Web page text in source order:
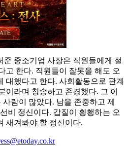
준 중소기업 사장은 직원들에게 절
고 한다. 직원들이 잘못을 해도 오
대했다고 한다. 사회활동으로 관계
이라며 칭송하고 존경했다. 그 이
사람이 많았다. 남을 존중하고 제
비 정신이다. 갑질이 횡횅하는 오
새겨봐야 할 정신이다.